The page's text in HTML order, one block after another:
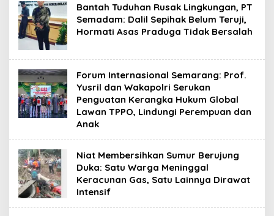
Bantah Tuduhan Rusak Lingkungan, PT
Semadam: Dalil Sepihak Belum Teruji,
Hormati Asas Praduga Tidak Bersalah
Forum Internasional Semarang: Prof.
Yusril dan Wakapolri Serukan
Penguatan Kerangka Hukum Global
Lawan TPPO, Lindungi Perempuan dan
Anak
Niat Membersihkan Sumur Berujung
Duka: Satu Warga Meninggal
Keracunan Gas, Satu Lainnya Dirawat
Intensif